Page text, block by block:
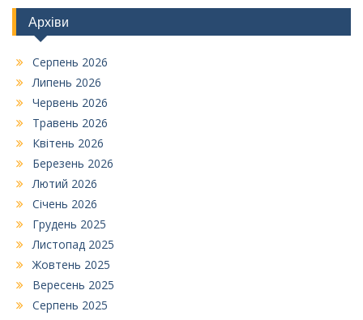
Архіви
Серпень 2026
Липень 2026
Червень 2026
Травень 2026
Квітень 2026
Березень 2026
Лютий 2026
Січень 2026
Грудень 2025
Листопад 2025
Жовтень 2025
Вересень 2025
Серпень 2025